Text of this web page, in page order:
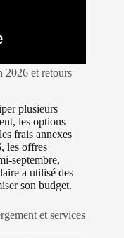
2026 et retours
plusieurs
les options
frais annexes
les offres
septembre,
a utilisé des
son budget.
et services